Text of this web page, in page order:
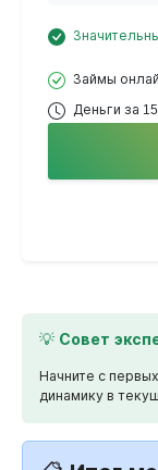
Займы
Деньги за
💡 Совет
Начните с
динамику в